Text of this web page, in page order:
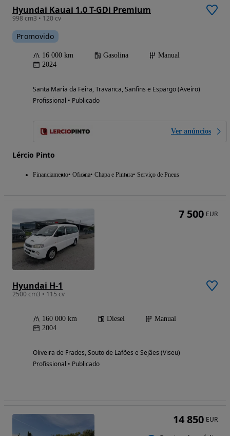
Hyundai Kauai 1.0 T-GDi Premium
998 cm3 • 120 cv
Promovido
16 000 km Gasolina
Manual
2024
Santa Maria da Feira, Travanca, Sanfins e Espargo (Aveiro)
Profissional • Publicado
Ver anúncios
Lércio Pinto
Financiamento Oficina Chapa e Pintura Serviço de Pneus
Hyundai H-1
2500 cm3 • 115 cv
160 000 km Diesel
Manual
2004
Oliveira de Frades, Souto de Lafões e Sejães (Viseu)
Profissional • Publicado
7 500 EUR
14 850 EUR